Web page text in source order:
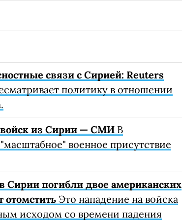
связи с Сирией: Reuters
политику в отношении
войск из Сирии — СМИ В
военное присутствие
Сирии погибли двое американских
отомстить Это нападение на войска
исходом со времени падения